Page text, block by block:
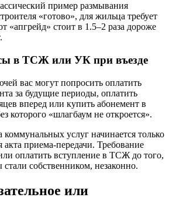
пример размывания
«готово», для жильца требует
«апгрейд» стоит в 1.5–2 раза дороже
в ТСЖ или УК при въезде
вас могут попросить оплатить
за будущие периоды, оплатить
вперед или купить абонемент в
которого «шлагбаум не откроется».
коммунальных услуг начинается только
приема-передачи. Требование
оплатить вступление в ТСЖ до того,
собственником, незаконно.
или